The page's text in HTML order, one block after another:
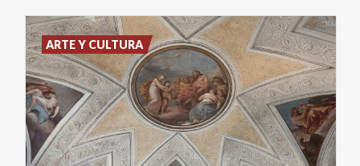
ARTE Y CULTURA